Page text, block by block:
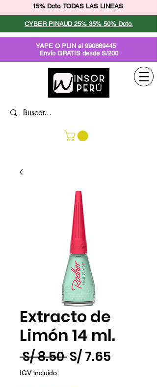
15% Dcto. TODAS LAS LINEAS
CYBER PINAUD 25% 35% 50% Dcto.
YAPE O PLIN al 990669445
Envío GRATIS desde S/200
Extracto de
Limón 14 ml.
S/ 8.50 Precio
S/ 7.65
IGV incluido